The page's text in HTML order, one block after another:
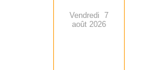
Vendredi 7
août 2026